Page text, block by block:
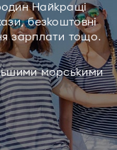
Найкращі
безкоштовні
зарплати тощо.
морськими